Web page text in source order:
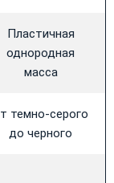
Пластичная
однородная
масса
темно-серого
до черного